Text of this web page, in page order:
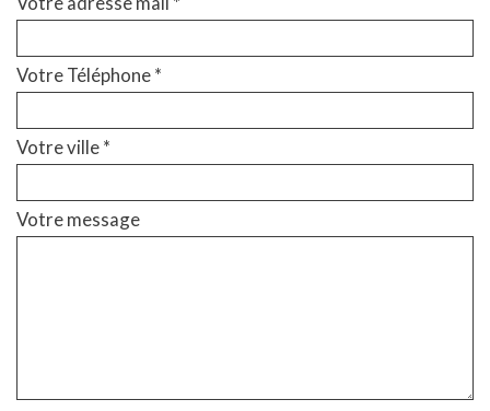
Votre Téléphone *
Votre ville *
Votre message